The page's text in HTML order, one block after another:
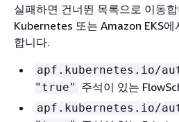
실패하면 건너뛴 목록으로 이동
Kubernetes 또는 Amazon EKS
합니다.
apf.kubernetes.io/
"true" 주석이 있는
apf.kubernetes.io/